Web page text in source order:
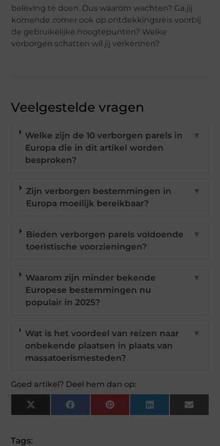
beleving te doen. Dus waarom wachten? Ga jij
komende zomer ook op ontdekkingsreis voorbij
de gebruikelijke hoogtepunten? Welke
verborgen schatten wil jij verkennen?
Veelgestelde vragen
Welke zijn de 10 verborgen parels in
Europa die in dit artikel worden
besproken?
▼
Zijn verborgen bestemmingen in
Europa moeilijk bereikbaar?
▼
Bieden verborgen parels voldoende
toeristische voorzieningen?
▼
Waarom zijn minder bekende
Europese bestemmingen nu
populair in 2025?
▼
Wat is het voordeel van reizen naar
onbekende plaatsen in plaats van
massatoerismesteden?
▼
Goed artikel? Deel hem dan op:
X
(Twitter)
FacebookPinterestLinkedInEmail
Tags: